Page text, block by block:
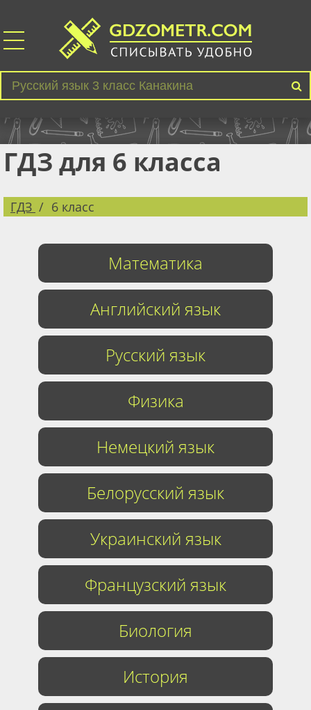
ГДЗ для 6 класса
ГДЗ 6 класс
Математика
Английский язык
Русский язык
Физика
Немецкий язык
Белорусский язык
Украинский язык
Французский язык
Биология
История